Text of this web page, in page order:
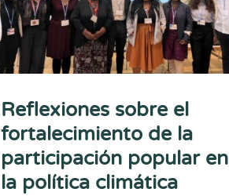
Reflexiones sobre el
fortalecimiento de la
participación popular en
la política climática